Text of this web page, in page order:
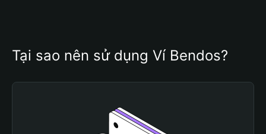
Tại sao nên sử dụng Ví Bendos?